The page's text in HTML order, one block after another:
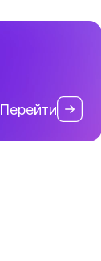
Перейти